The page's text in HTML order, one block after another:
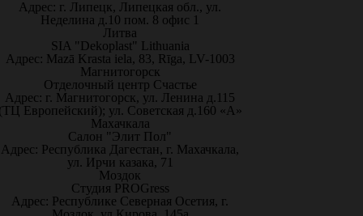
Адрес: г. Липецк, Липецкая обл., ул.
Неделина д.10 пом. 8 офис 1
Литва
SIA "Dekoplast" Lithuania
Адрес: Mazā Krasta iela, 83, Rīga, LV-1003
Магнитогорск
Отделочный центр Счастье
Адрес: г. Магнитогорск, ул. Ленина д.115
Европейский); ул. Советская д.160 «А»
Махачкала
Салон "Элит Пол"
Адрес: Республика Дагестан, г. Махачкала,
ул. Ирчи казака, 71
Моздок
Студия PROGress
Адрес: Республике Северная Осетия, г.